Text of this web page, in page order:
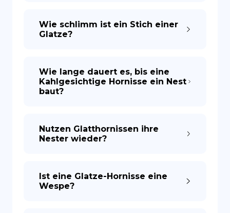
Wie schlimm ist ein Stich einer
Glatze?
Wie lange dauert es, bis eine
Kahlgesichtige Hornisse ein Nest
baut?
Nutzen Glatthornissen ihre
Nester wieder?
Ist eine Glatze-Hornisse eine
Wespe?